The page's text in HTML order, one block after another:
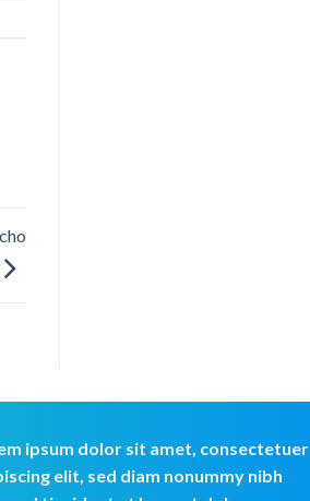
ipsum dolor sit amet, consectetuer
elit, sed diam nonummy nibh